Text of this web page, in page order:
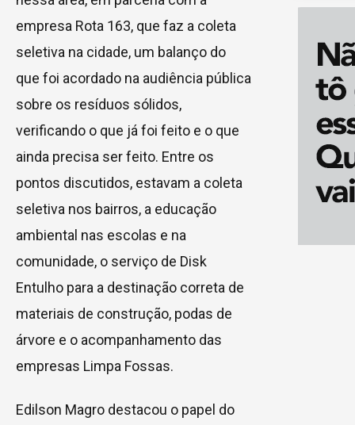
empresa Rota 163, que faz a coleta
seletiva na cidade, um balanço do
que foi acordado na audiência pública
sobre os resíduos sólidos,
verificando o que já foi feito e o que
ainda precisa ser feito. Entre os
pontos discutidos, estavam a coleta
seletiva nos bairros, a educação
ambiental nas escolas e na
comunidade, o serviço de Disk
Entulho para a destinação correta de
materiais de construção, podas de
árvore e o acompanhamento das
empresas Limpa Fossas.
Edilson Magro destacou o papel do